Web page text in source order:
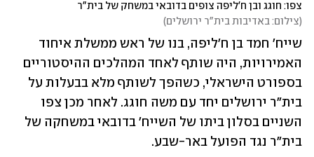
צפו: חוגג ובן ח'ליפה צופים בדובאי במשחק של בית"ר
(צילום: באדיבות בית"ר ירושלים)
בית"ר נגד הפועל באר-שבע.